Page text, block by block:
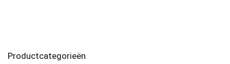
Productcategorieën